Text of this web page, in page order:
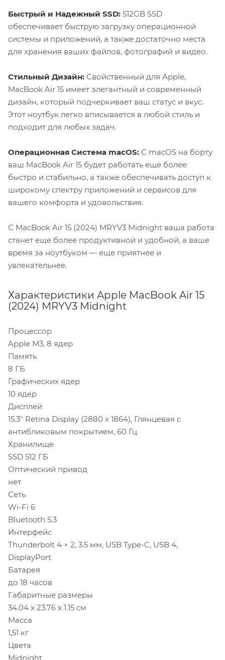
Быстрый и Надежный SSD: 512GB SSD
обеспечивает быструю загрузку операционной
системы и приложений, а также достаточно места
для хранения ваших файлов, фотографий и видео.
Стильный Дизайн: Свойственный для Apple,
MacBook Air 15 имеет элегантный и современный
дизайн, который подчеркивает ваш статус и вкус.
Этот ноутбук легко вписывается в любой стиль и
подходит для любых задач.
Операционная Система macOS: С macOS на борту
ваш MacBook Air 15 будет работать еще более
быстро и стабильно, а также обеспечивать доступ к
широкому спектру приложений и сервисов для
вашего комфорта и удовольствия.
С MacBook Air 15 (2024) MRYV3 Midnight ваша работа
станет еще более продуктивной и удобной, а ваше
время за ноутбуком — еще приятнее и
увлекательнее.
Характеристики Apple MacBook Air 15
(2024) MRYV3 Midnight
Процессор
Apple M3, 8 ядер
Память
8 ГБ
Графических ядер
10 ядер
Дисплей
15.3" Retina Display (2880 х 1864), Глянцевая с
антибликовым покрытием, 60 Гц
Хранилище
SSD 512 ГБ
Оптический привод
нет
Сеть
Wi-Fi 6
Bluetooth 5.3
Интерфейс
Thunderbolt 4 × 2, 3.5 мм, USB Type-C, USB 4,
DisplayPort
Батарея
до 18 часов
Габаритные размеры
34.04 x 23.76 x 1.15 см
Масса
1,51 кг
Цвета
Midnight